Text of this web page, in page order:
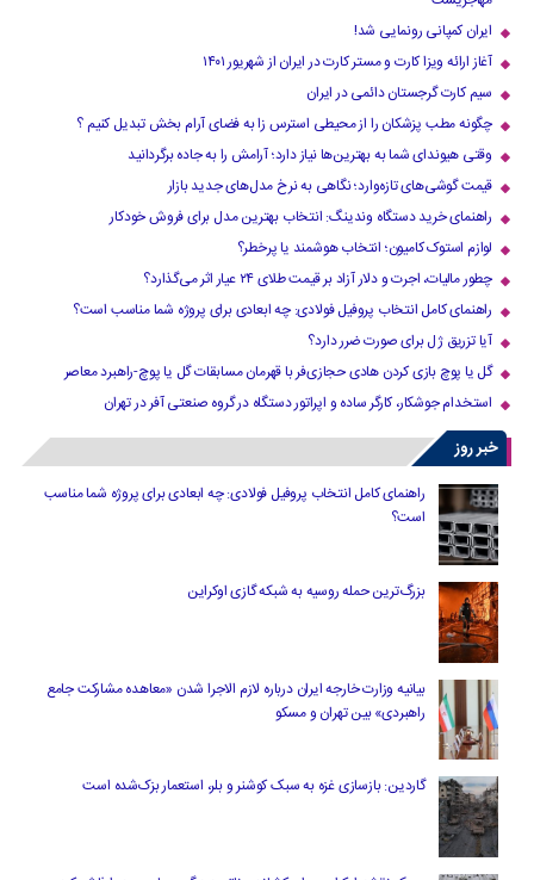
ایران کمپانی رونمایی شد!
آغاز ارائه ویزا کارت و مستر کارت در ایران از شهریور ۱۴۰۱
سیم کارت گرجستان دائمی در ایران
چگونه مطب پزشکان را از محیطی استرس زا به فضای آرام بخش تبدیل کنیم ؟
وقتی هیوندای شما به بهترین‌ها نیاز دارد؛ آرامش را به جاده برگردانید
قیمت گوشی‌های تازه‌وارد؛ نگاهی به نرخ مدل‌های جدید بازار
راهنمای خرید دستگاه وندینگ: انتخاب بهترین مدل برای فروش خودکار
لوازم استوک کامیون؛ انتخاب هوشمند یا پرخطر؟
چطور مالیات، اجرت و دلار آزاد بر قیمت طلای ۲۴ عیار اثر می‌گذارد؟
راهنمای کامل انتخاب پروفیل فولادی: چه ابعادی برای پروژه شما مناسب است؟
آیا تزریق ژل برای صورت ضرر دارد​؟
گل یا پوچ بازی کردن هادی حجازی‌فر با قهرمان مسابقات گل یا پوچ-راهبرد معاصر
استخدام جوشکار، کارگر ساده و اپراتور دستگاه در گروه صنعتی آفر در تهران
خبر روز
راهنمای کامل انتخاب پروفیل فولادی: چه ابعادی برای پروژه شما مناسب
است؟
بزرگ‌ترین حمله روسیه به شبکه گازی اوکراین
بیانیه وزارت خارجه ایران درباره لازم‌ الاجرا شدن «معاهده مشارکت جامع
راهبردی» بین تهران و مسکو
گاردین: بازسازی غزه به سبک کوشنر و بلر، استعمار بزک‌شده است